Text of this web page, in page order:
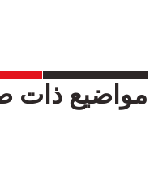
مواضيع ذات